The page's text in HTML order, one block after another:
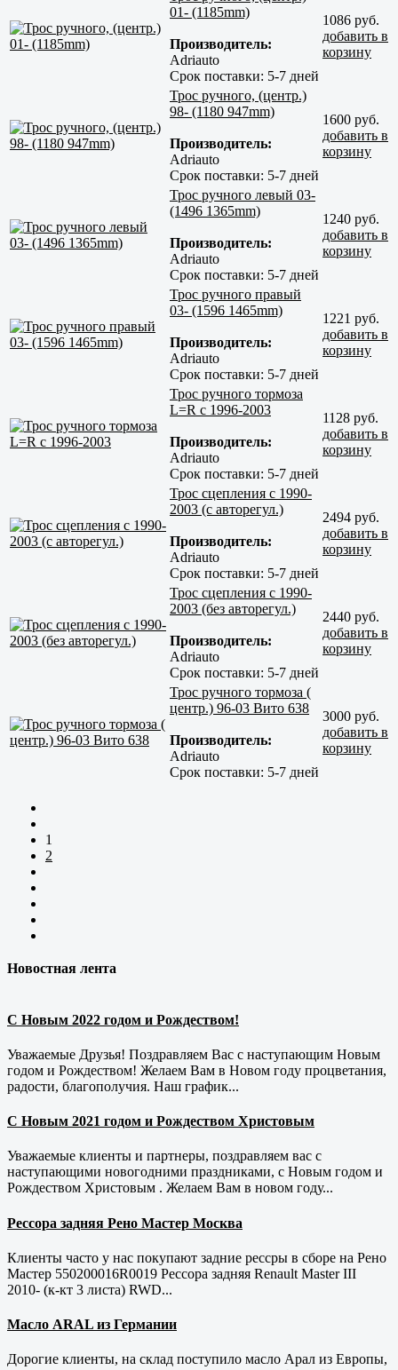
01- (1185mm)
Производитель:
Adriauto
Срок поставки: 5-7 дней
1086 руб.
добавить в
корзину
Трос ручного, (центр.)
98- (1180 947mm)
Производитель:
Adriauto
Срок поставки: 5-7 дней
1600 руб.
добавить в
корзину
Трос ручного левый 03-
(1496 1365mm)
Производитель:
Adriauto
Срок поставки: 5-7 дней
1240 руб.
добавить в
корзину
Трос ручного правый
03- (1596 1465mm)
Производитель:
Adriauto
Срок поставки: 5-7 дней
1221 руб.
добавить в
корзину
Трос ручного тормоза
L=R с 1996-2003
Производитель:
Adriauto
Срок поставки: 5-7 дней
1128 руб.
добавить в
корзину
Трос сцепления с 1990-
2003 (c авторегул.)
Производитель:
Adriauto
Срок поставки: 5-7 дней
2494 руб.
добавить в
корзину
Трос сцепления с 1990-
2003 (без авторегул.)
Производитель:
Adriauto
Срок поставки: 5-7 дней
2440 руб.
добавить в
корзину
Трос ручного тормоза (
центр.) 96-03 Вито 638
Производитель:
Adriauto
Срок поставки: 5-7 дней
3000 руб.
добавить в
корзину
1
2
Новостная лента
С Новым 2022 годом и Рождеством!
Уважаемые Друзья! Поздравляем Вас с наступающим Новым
годом и Рождеством! Желаем Вам в Новом году процветания,
радости, благополучия. Наш график...
С Новым 2021 годом и Рождеством Христовым
Уважаемые клиенты и партнеры, поздравляем вас с
наступающими новогодними праздниками, с Новым годом и
Рождеством Христовым . Желаем Вам в новом году...
Рессора задняя Рено Мастер Москва
Клиенты часто у нас покупают задние рессры в сборе на Рено
Мастер 550200016R0019 Рессора задняя Renault Master III
2010- (к-кт 3 листа) RWD...
Масло ARAL из Германии
Дорогие клиенты, на склад поступило масло Арал из Европы,